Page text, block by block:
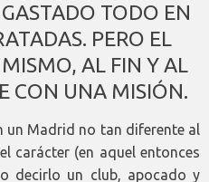
TODO EN
PERO EL
AL FIN Y AL
CON UNA MISIÓN.
un Madrid no tan diferente al
carácter (en aquel entonces
decirlo un club, apocado y